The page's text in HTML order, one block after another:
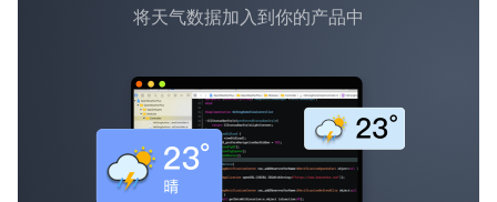
将天气数据加入到你的产品中